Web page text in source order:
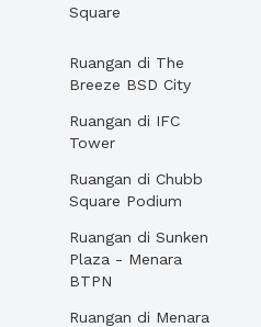
Square
Ruangan di The
Breeze BSD City
Ruangan di IFC
Tower
Ruangan di Chubb
Square Podium
Ruangan di Sunken
Plaza - Menara
BTPN
Ruangan di Menara